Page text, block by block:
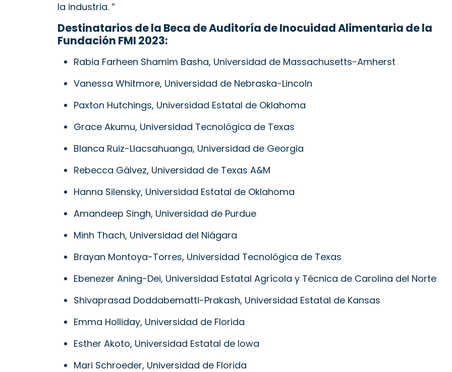
la industria. ”
Destinatarios de la Beca de Auditoría de Inocuidad Alimentaria de la
Fundación FMI 2023:
Rabia Farheen Shamim Basha, Universidad de Massachusetts-Amherst
Vanessa Whitmore, Universidad de Nebraska-Lincoln
Paxton Hutchings, Universidad Estatal de Oklahoma
Grace Akumu, Universidad Tecnológica de Texas
Blanca Ruiz-Llacsahuanga, Universidad de Georgia
Rebecca Gálvez, Universidad de Texas A&M
Hanna Silensky, Universidad Estatal de Oklahoma
Amandeep Singh, Universidad de Purdue
Minh Thach, Universidad del Niágara
Brayan Montoya-Torres, Universidad Tecnológica de Texas
Ebenezer Aning-Dei, Universidad Estatal Agrícola y Técnica de Carolina del Norte
Shivaprasad Doddabematti-Prakash, Universidad Estatal de Kansas
Emma Holliday, Universidad de Florida
Esther Akoto, Universidad Estatal de Iowa
Mari Schroeder, Universidad de Florida